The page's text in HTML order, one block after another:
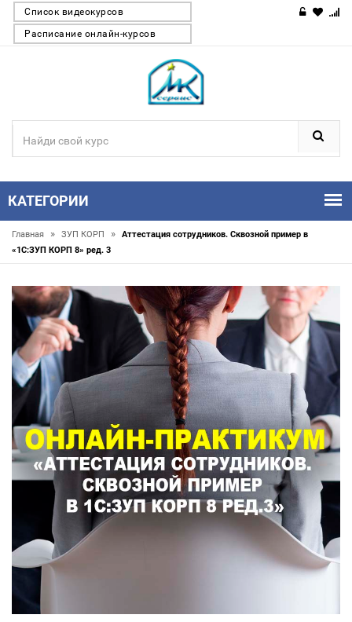
Список видеокурсов
Расписание онлайн-курсов
КАТЕГОРИИ
Главная » ЗУП КОРП »
Аттестация сотрудников. Сквозной пример в
«1С:ЗУП КОРП 8» ред. 3